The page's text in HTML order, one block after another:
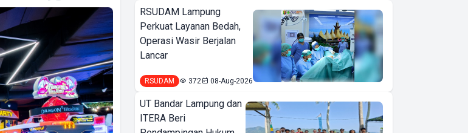
RSUDAM Lampung
Perkuat Layanan Bedah,
Operasi Wasir Berjalan
Lancar
RSUDAM 372 08-Aug-2026
UT Bandar Lampung dan
ITERA Beri